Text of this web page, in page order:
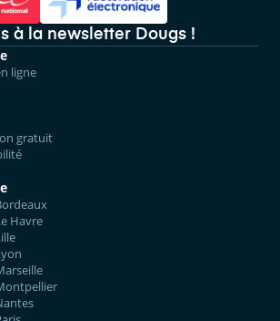
à la newsletter Dougs !
ligne
gratuit
Havre